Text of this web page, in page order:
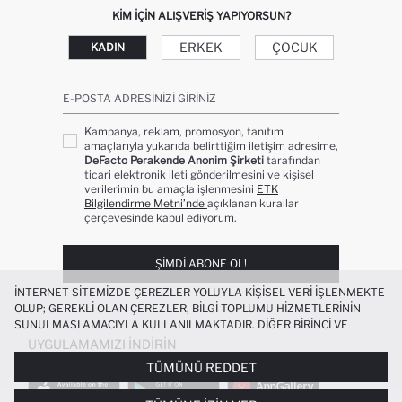
KIM IÇIN ALIŞVERIŞ YAPIYORSUN?
KADIN ERKEK ÇOCUK
E-POSTA ADRESINIZI GIRINIZ
Kampanya, reklam, promosyon, tanıtım
amaçlarıyla yukarıda belirttiğim iletişim adresime,
DeFacto Perakende Anonim Şirketi tarafından
ticari elektronik ileti gönderilmesini ve kişisel
verilerimin bu amaçla işlenmesini ETK
Bilgilendirme Metni’nde açıklanan kurallar
çerçevesinde kabul ediyorum.
ŞIMDI ABONE OL!
UYGULAMAMIZI İNDIRIN
İNTERNET SITEMIZDE ÇEREZLER YOLUYLA KIŞISEL VERI IŞLENMEKTE
OLUP; GEREKLI OLAN ÇEREZLER, BILGI TOPLUMU HIZMETLERININ
SUNULMASI AMACIYLA KULLANILMAKTADIR. DIĞER BIRINCI VE
ÜÇÜNCÜ TARAF ÇEREZLER ISE SIZE DAHA IYI BIR ALIŞVERIŞ
DENEYIMI SUNULABILMESI, SITEMIZIN DAHA IŞLEVSEL KILINMASI VE
KIŞISELLEŞTIRMESI VE AÇIK RIZA VERMENIZ HALINDE, SIZLERE
YÖNELIK PAZARLAMA FAALIYETLERININ YAPILMASI AMAÇLARIYLA
TÜMÜNÜ REDDET